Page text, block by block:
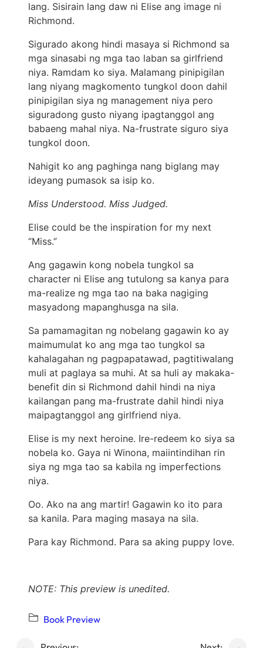
lang. Sisirain lang daw ni Elise ang image ni
Richmond.
Sigurado akong hindi masaya si Richmond sa
mga sinasabi ng mga tao laban sa girlfriend
niya. Ramdam ko siya. Malamang pinipigilan
lang niyang magkomento tungkol doon dahil
pinipigilan siya ng management niya pero
siguradong gusto niyang ipagtanggol ang
babaeng mahal niya. Na-frustrate siguro siya
tungkol doon.
Nahigit ko ang paghinga nang biglang may
ideyang pumasok sa isip ko.
Miss Understood. Miss Judged.
Elise could be the inspiration for my next
“Miss.”
Ang gagawin kong nobela tungkol sa
character ni Elise ang tutulong sa kanya para
ma-realize ng mga tao na baka nagiging
masyadong mapanghusga na sila.
Sa pamamagitan ng nobelang gagawin ko ay
maimumulat ko ang mga tao tungkol sa
kahalagahan ng pagpapatawad, pagtitiwalang
muli at paglaya sa muhi. At sa huli ay makaka-
benefit din si Richmond dahil hindi na niya
kailangan pang ma-frustrate dahil hindi niya
maipagtanggol ang girlfriend niya.
Elise is my next heroine. Ire-redeem ko siya sa
nobela ko. Gaya ni Winona, maiintindihan rin
siya ng mga tao sa kabila ng imperfections
niya.
Oo. Ako na ang martir! Gagawin ko ito para
sa kanila. Para maging masaya na sila.
Para kay Richmond. Para sa aking puppy love.
NOTE: This preview is unedited.
Book Preview